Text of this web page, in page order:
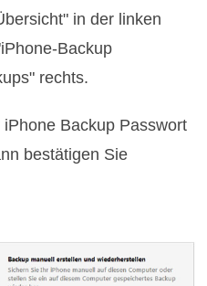
in der linken
Backup
rechts.
Backup Passwort
bestätigen Sie